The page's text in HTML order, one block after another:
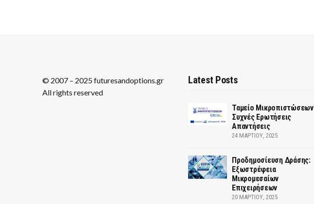
© 2007 – 2025 futuresandoptions.gr
All rights reserved
Latest Posts
Ταμείο Μικροπιστώσεων
Συχνές Ερωτήσεις
Απαντήσεις
24 ΜΑΡΤΊΟΥ, 2025
Προδημοσίευση Δράσης:
Εξωστρέφεια
Μικρομεσαίων
Επιχειρήσεων
20 ΜΑΡΤΊΟΥ, 2025